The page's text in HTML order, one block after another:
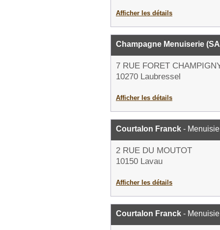
Afficher les détails
Champagne Menuiserie
7 RUE FORET
10270 Laubressel
Afficher les détails
Courtalon Franck -
2 RUE DU MOUTOT
10150 Lavau
Afficher les détails
Courtalon Franck -